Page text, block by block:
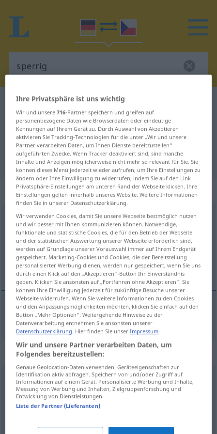
Deutsch-Tschechisch Wörterbuch
Deutsch-Tschechisch Übersetzung
für "sperrig"
"sperrig" Tschechisch Übersetzung
„sperrig“
sperrig
Übersicht aller Übersetzungen
(Für mehr Details die Übersetzung anklicken/antippen)
neskladný
neskladný sperrig
Synonyme für "sperrig"
knorrig (Charakter) (fig.),rau (fig.),kantig (fig.)
spröde
Ihre Privatsphäre ist uns wichtig
Wir und unsere716-Partner speichern und greifen auf
personenbezogene Daten wie Browserdaten oder eindeutige
Kennungen auf Ihrem Gerät zu. Durch Auswahl von Akzeptieren
aktivieren Sie Tracking-Technologien für die unter „Wir und unsere
Partner verarbeiten Daten, um Ihnen Dienste bereitzustellen“
aufgeführten Zwecke. Wenn Tracker deaktiviert sind, sind manche
Inhalte und Anzeigen möglicherweise nicht mehr so relevant für Sie. Sie
können dieses Menü jederzeit wieder aufrufen, um Ihre Einstellungen zu
ändern oder Ihre Einwilligung zu widerrufen, indem Sie auf den Link
Privatsphäre-Einstellungen am unteren Rand der Webseite klicken. Ihre
Einstellungen gelten innerhalb unseres Website. Weitere Informationen
finden Sie in unserer Datenschutzerklärung.
Wir verwenden Cookies, damit Sie unsere Webseite bestmöglich nutzen
und wir besser mit Ihnen kommunizieren können. Notwendige,
funktionale und statistische Cookies, die für den Betrieb der Webseite
und der statistischen Auswertung unserer Webseite erforderlich sind,
werden auf Grundlage unserer Vorauswahl immer auf Ihrem Endgerät
gespeichert. Marketing-Cookies und Cookies, die der Bereitstellung
personalisierter Werbung dienen, werden nur gespeichert, wenn Sie uns
durch einen Klick auf den „Akzeptieren“-Button Ihr Einverständnis
geben. Klicken Sie ansonsten auf „Fortfahren ohne Akzeptieren“. Sie
können Ihre Einwilligung jederzeit für zukünftige Besuche unserer
Webseite widerrufen. Wenn Sie weitere Informationen zu den Cookies
und den Anpassungsmöglichkeiten möchten, klicken Sie einfach auf den
Button „Mehr Optionen“. Weitergehende Hinweise zu der
Datenverarbeitung entnehmen Sie ansonsten unserer
Datenschutzerklärung. Hier finden Sie unserImpressum.
Wir und unsere Partner verarbeiten Daten, um
Folgendes bereitzustellen:
Genaue Geolocation-Daten verwenden. Geräteeigenschaften zur
Identifikation aktiv abfragen. Speichern von und/oder Zugriff auf
Informationen auf einem Gerät. Personalisierte Werbung und Inhalte,
Messung von Werbung und Inhalten, Zielgruppenforschung und
Entwicklung von Dienstleistungen.
Liste der Partner (Lieferanten)